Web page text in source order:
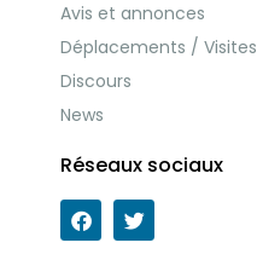
Avis et annonces
Déplacements / Visites
Discours
News
Réseaux sociaux